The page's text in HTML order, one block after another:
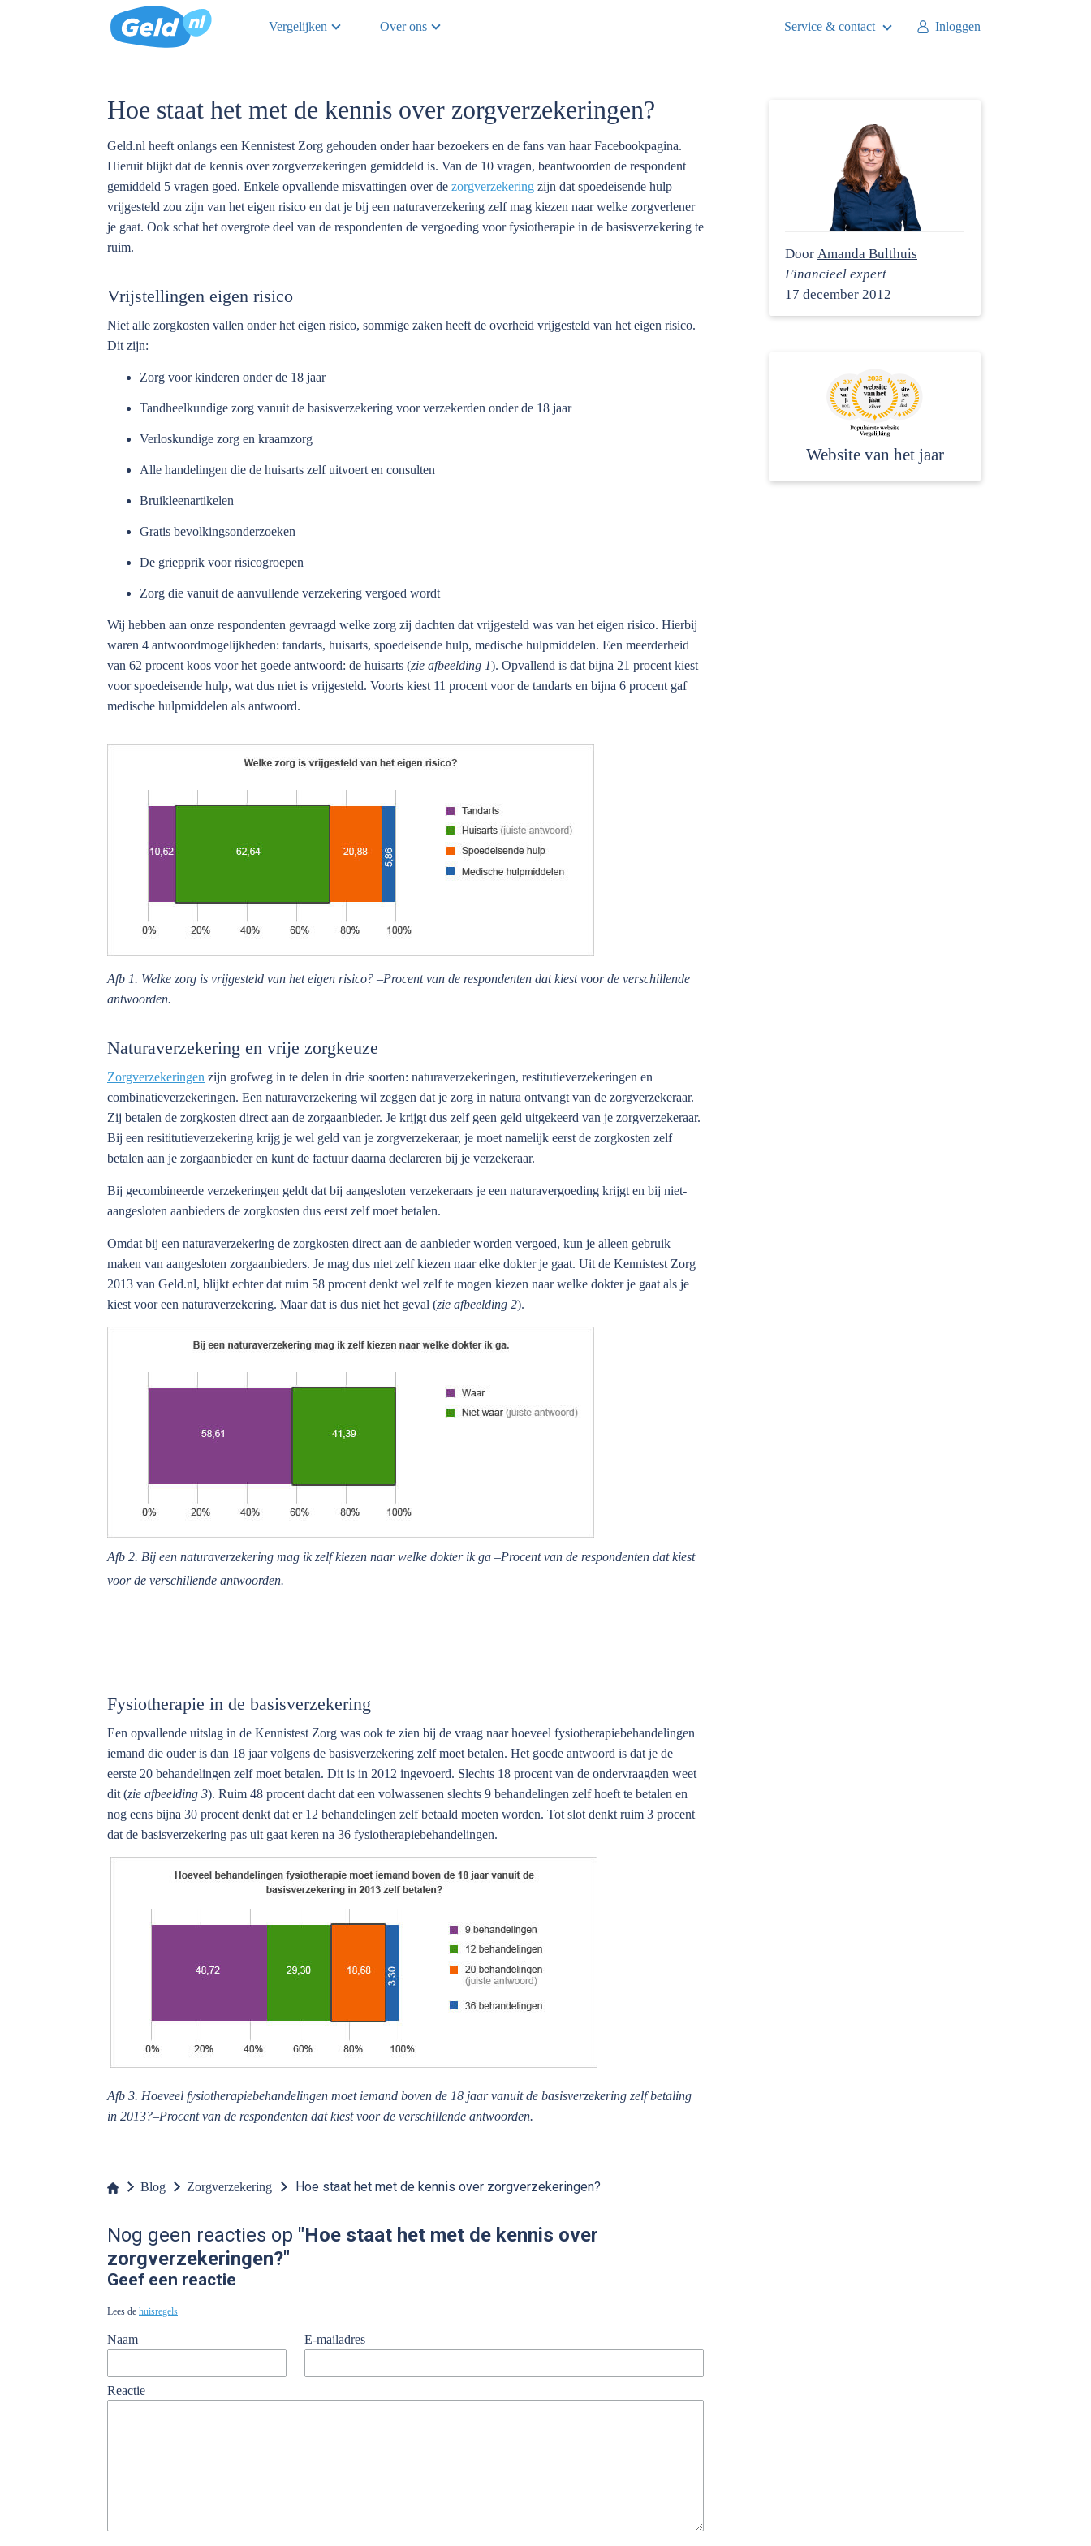
Vergelijken Over ons Service & contact Inloggen
Hoe staat het met de kennis over zorgverzekeringen?
Geld.nl heeft onlangs een Kennistest Zorg gehouden onder haar bezoekers en de fans van haar Facebookpagina.
Hieruit blijkt dat de kennis over zorgverzekeringen gemiddeld is. Van de 10 vragen, beantwoorden de respondent
gemiddeld 5 vragen goed. Enkele opvallende misvattingen over de zorgverzekering zijn dat spoedeisende hulp
vrijgesteld zou zijn van het eigen risico en dat je bij een naturaverzekering zelf mag kiezen naar welke zorgverlener
je gaat. Ook schat het overgrote deel van de respondenten de vergoeding voor fysiotherapie in de basisverzekering te
ruim.
Vrijstellingen eigen risico
Niet alle zorgkosten vallen onder het eigen risico, sommige zaken heeft de overheid vrijgesteld van het eigen risico.
Dit zijn:
Zorg voor kinderen onder de 18 jaar
Tandheelkundige zorg vanuit de basisverzekering voor verzekerden onder de 18 jaar
Verloskundige zorg en kraamzorg
Alle handelingen die de huisarts zelf uitvoert en consulten
Bruikleenartikelen
Gratis bevolkingsonderzoeken
De griepprik voor risicogroepen
Zorg die vanuit de aanvullende verzekering vergoed wordt
Wij hebben aan onze respondenten gevraagd welke zorg zij dachten dat vrijgesteld was van het eigen risico. Hierbij
waren 4 antwoordmogelijkheden: tandarts, huisarts, spoedeisende hulp, medische hulpmiddelen. Een meerderheid
van 62 procent koos voor het goede antwoord: de huisarts (zie afbeelding 1). Opvallend is dat bijna 21 procent kiest
voor spoedeisende hulp, wat dus niet is vrijgesteld. Voorts kiest 11 procent voor de tandarts en bijna 6 procent gaf
medische hulpmiddelen als antwoord.
Afb 1. Welke zorg is vrijgesteld van het eigen risico? –Procent van de respondenten dat kiest voor de verschillende
antwoorden.
Naturaverzekering en vrije zorgkeuze
Zorgverzekeringen zijn grofweg in te delen in drie soorten: naturaverzekeringen, restitutieverzekeringen en
combinatieverzekeringen. Een naturaverzekering wil zeggen dat je zorg in natura ontvangt van de zorgverzekeraar.
Zij betalen de zorgkosten direct aan de zorgaanbieder. Je krijgt dus zelf geen geld uitgekeerd van je zorgverzekeraar.
Bij een resititutieverzekering krijg je wel geld van je zorgverzekeraar, je moet namelijk eerst de zorgkosten zelf
betalen aan je zorgaanbieder en kunt de factuur daarna declareren bij je verzekeraar.
Bij gecombineerde verzekeringen geldt dat bij aangesloten verzekeraars je een naturavergoeding krijgt en bij niet-
aangesloten aanbieders de zorgkosten dus eerst zelf moet betalen.
Omdat bij een naturaverzekering de zorgkosten direct aan de aanbieder worden vergoed, kun je alleen gebruik
maken van aangesloten zorgaanbieders. Je mag dus niet zelf kiezen naar elke dokter je gaat. Uit de Kennistest Zorg
2013 van Geld.nl, blijkt echter dat ruim 58 procent denkt wel zelf te mogen kiezen naar welke dokter je gaat als je
kiest voor een naturaverzekering. Maar dat is dus niet het geval (zie afbeelding 2).
Afb 2. Bij een naturaverzekering mag ik zelf kiezen naar welke dokter ik ga –Procent van de respondenten dat kiest
voor de verschillende antwoorden.
Fysiotherapie in de basisverzekering
Een opvallende uitslag in de Kennistest Zorg was ook te zien bij de vraag naar hoeveel fysiotherapiebehandelingen
iemand die ouder is dan 18 jaar volgens de basisverzekering zelf moet betalen. Het goede antwoord is dat je de
eerste 20 behandelingen zelf moet betalen. Dit is in 2012 ingevoerd. Slechts 18 procent van de ondervraagden weet
dit (zie afbeelding 3). Ruim 48 procent dacht dat een volwassenen slechts 9 behandelingen zelf hoeft te betalen en
nog eens bijna 30 procent denkt dat er 12 behandelingen zelf betaald moeten worden. Tot slot denkt ruim 3 procent
dat de basisverzekering pas uit gaat keren na 36 fysiotherapiebehandelingen.
Afb 3. Hoeveel fysiotherapiebehandelingen moet iemand boven de 18 jaar vanuit de basisverzekering zelf betaling
in 2013?–Procent van de respondenten dat kiest voor de verschillende antwoorden.
Blog Zorgverzekering Hoe staat het met de kennis over zorgverzekeringen?
Door Amanda Bulthuis
Financieel expert
17 december 2012
Website van het jaar
Nog geen reacties op "Hoe staat het met de kennis over
zorgverzekeringen?"
Geef een reactie
Lees de huisregels
Naam E-mailadres
Reactie